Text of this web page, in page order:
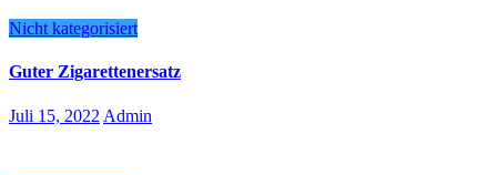
Nicht kategorisiert
Guter Zigarettenersatz
Juli 15, 2022 Admin